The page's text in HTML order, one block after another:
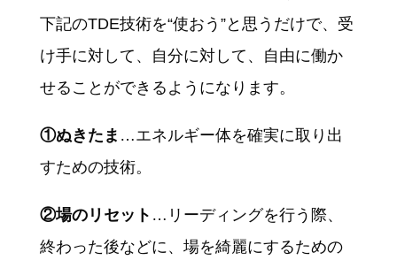
下記のTDE技術を“使おう”と思うだけで、受
け手に対して、自分に対して、自由に働か
せることができるようになります。
①ぬきたま …エネルギー体を確実に取り出
すための技術。
②場のリセット …リーディングを行う際、
終わった後などに、場を綺麗にするための